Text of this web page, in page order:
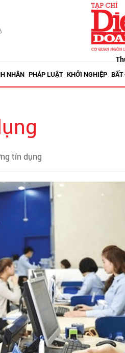
NHÂN PHÁP LUẬT KHỞI NGHIỆP BẤT
tín dụng